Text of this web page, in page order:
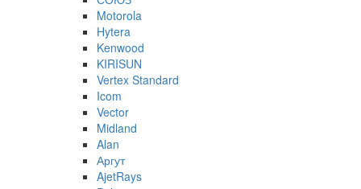
Motorola
Hytera
Kenwood
KIRISUN
Vertex Standard
Icom
Vector
Midland
Alan
Аргут
AjetRays